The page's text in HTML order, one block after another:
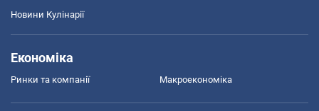
Новини Кулінарії
Економіка
Ринки та компанії Макроекономіка